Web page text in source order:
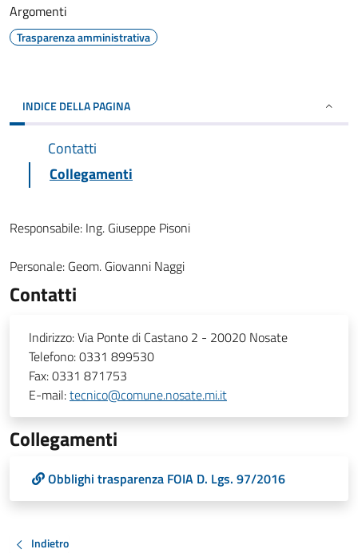
Argomenti
Trasparenza amministrativa
INDICE DELLA PAGINA
Contatti
Collegamenti
Responsabile: Ing. Giuseppe Pisoni
Personale: Geom. Giovanni Naggi
Contatti
Indirizzo:Via Ponte di Castano 2 - 20020 Nosate
Telefono:0331 899530
Fax:0331 871753
E-mail:tecnico@comune.nosate.mi.it
Collegamenti
Obblighi trasparenza FOIA D. Lgs. 97/2016
Indietro